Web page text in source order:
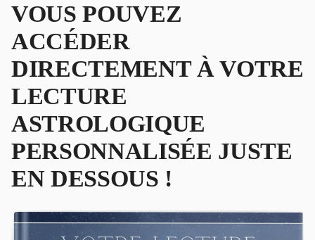
VOUS POUVEZ
ACCÉDER
DIRECTEMENT À VOTRE
LECTURE
ASTROLOGIQUE
PERSONNALISÉE JUSTE
EN DESSOUS !